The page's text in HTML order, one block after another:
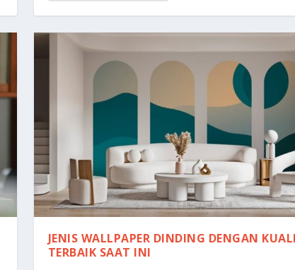
JENIS WALLPAPER DINDING DENGAN
TERBAIK SAAT INI